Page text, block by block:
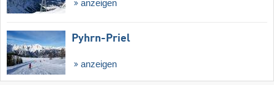
anzeigen
Pyhrn-Priel
anzeigen